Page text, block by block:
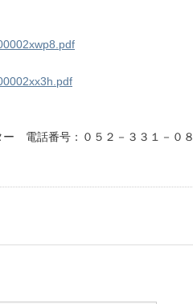
電話番号：０５２－３３１－０８